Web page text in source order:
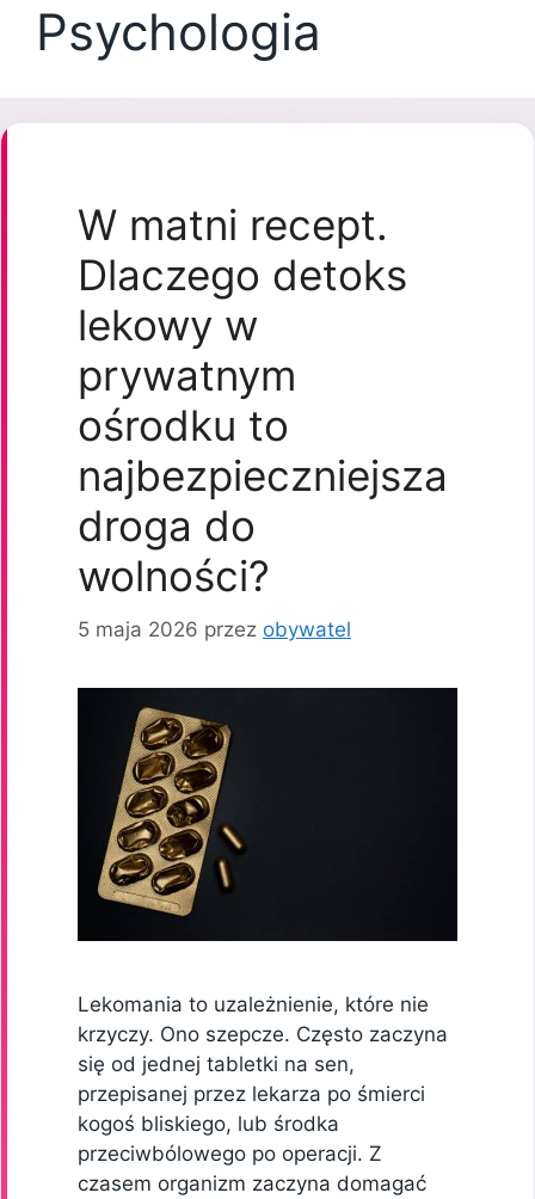
Psychologia
W matni recept.
Dlaczego detoks
lekowy w
prywatnym
ośrodku to
najbezpieczniejsza
droga do
wolności?
5 maja 2026 przez obywatel
Lekomania to uzależnienie, które nie
krzyczy. Ono szepcze. Często zaczyna
się od jednej tabletki na sen,
przepisanej przez lekarza po śmierci
kogoś bliskiego, lub środka
przeciwbólowego po operacji. Z
czasem organizm zaczyna domagać